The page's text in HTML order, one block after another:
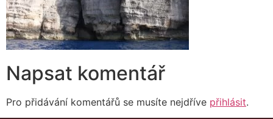
Napsat komentář
Pro přidávání komentářů se musíte nejdříve přihlásit.